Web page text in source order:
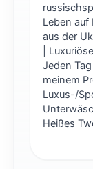
Leben
aus der
|
Jeden
meinem
Luxus-/
Heißes